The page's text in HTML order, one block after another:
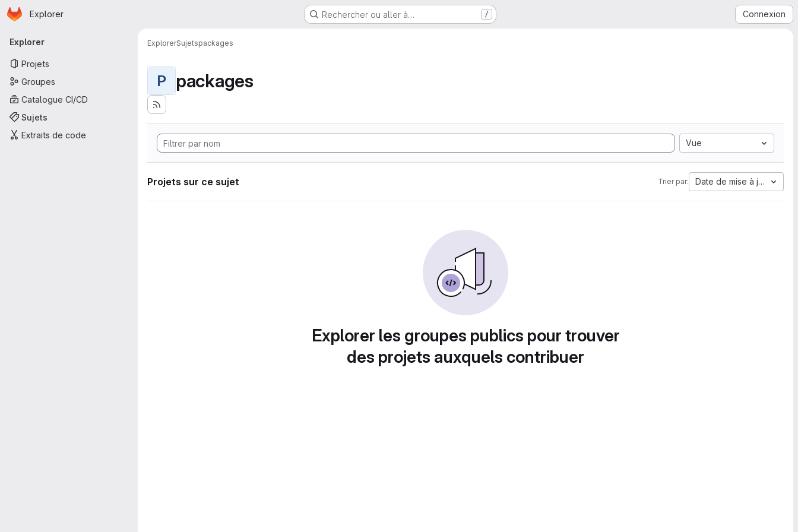
Passer au contenu principal
Page d'accueil
Explorer Rechercher ou aller à… / Connexion
Navigation principale
Explorer
Projets
Groupes
Catalogue CI/CD
Sujets
Extraits de code
ExplorerSujetspackages
P packages
Vue
Projets sur ce sujet Trier par: Date de mise à jour
Explorer les groupes publics pour trouver
des projets auxquels contribuer